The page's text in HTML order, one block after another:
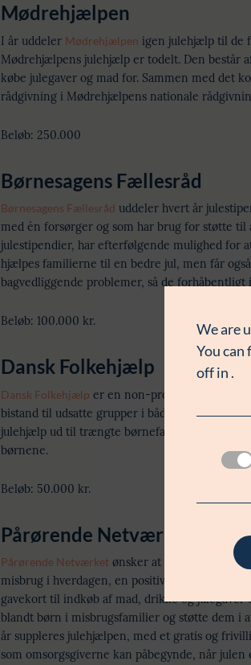
Mødrehjælpen
I år uddeler Mødrehjælpen igen julehjælp til de
Mødrehjælpens julehjælp er todelt. Den består
købe julegaver og mad for. Sammen med det
rådgivning i Mødrehjælpens nationale
Beløb: 250.000
Børnesagens Fællesråd
Børnesagens Fællesråd uddeler hvert år
med én forsørger og som har brug for støtte
julestipendier, har efterfølgende mulighed for
hjælpes familierne til en bedre jul, men får
bagvedliggende problemer, så de
Beløb: 100.000 kr.
Dansk Folkehjælp
Dansk Folkehjælp er en non-profit
bistand til udsatte grupper i både Danmark og
julehjælp ud til trængte børnefamilier, så de kan
børnene.
Beløb: 50.000 kr.
Pårørende Netværket –
Pårørende Netværket ønsker at sikre
misbrug i hverdagen, en positiv oplevelse
gavekort til indkøb af mad, drikke og julegaver
blandt børn i misbrugsfamilier og støtte dem i
år suppleres julehjælpen, med et gratis og
som omsorgsgiverne kan påbegynde, når
We are
You can
off in .